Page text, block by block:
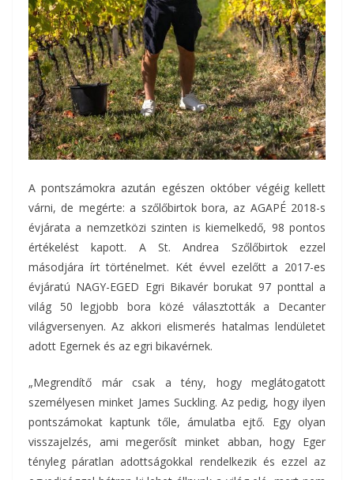
A pontszámokra azután egészen október végéig kellett
várni, de megérte: a szőlőbirtok bora, az AGAPÉ 2018-s
évjárata a nemzetközi szinten is kiemelkedő, 98 pontos
értékelést kapott. A St. Andrea Szőlőbirtok ezzel
másodjára írt történelmet. Két évvel ezelőtt a 2017-es
évjáratú NAGY-EGED Egri Bikavér borukat 97 ponttal a
világ 50 legjobb bora közé választották a Decanter
világversenyen. Az akkori elismerés hatalmas lendületet
adott Egernek és az egri bikavérnek.
„Megrendítő már csak a tény, hogy meglátogatott
személyesen minket James Suckling. Az pedig, hogy ilyen
pontszámokat kaptunk tőle, ámulatba ejtő. Egy olyan
visszajelzés, ami megerősít minket abban, hogy Eger
tényleg páratlan adottságokkal rendelkezik és ezzel az